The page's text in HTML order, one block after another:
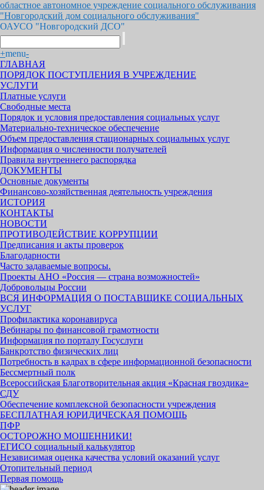
областное автономное учреждение социального обслуживания
"Новгородский дом социального обслуживания"
ОАУСО "Новгородский ДСО"
+menu-
ГЛАВНАЯ
ПОРЯДОК ПОСТУПЛЕНИЯ В УЧРЕЖДЕНИЕ
УСЛУГИ
Платные услуги
Свободные места
Порядок и условия предоставления социальных услуг
Материально-техническое обеспечение
Объем предоставления стационарных социальных услуг
Информация о численности получателей
Правила внутреннего распорядка
ДОКУМЕНТЫ
Основные документы
Финансово-хозяйственная деятельность учреждения
ИСТОРИЯ
КОНТАКТЫ
НОВОСТИ
ПРОТИВОДЕЙСТВИЕ КОРРУПЦИИ
Предписания и акты проверок
Благодарности
Часто задаваемые вопросы.
Проекты АНО «Россия — страна возможностей»
Добровольцы России
ВСЯ ИНФОРМАЦИЯ О ПОСТАВЩИКЕ СОЦИАЛЬНЫХ
УСЛУГ
Профилактика коронавируса
Вебинары по финансовой грамотности
Информация по порталу Госуслуги
Банкротство физических лиц
Потребность в кадрах в сфере информационной безопасности
Бессмертный полк
Всероссийская Благотворительная акция «Красная гвоздика»
СДУ
Обеспечение комплексной безопасности учреждения
БЕСПЛАТНАЯ ЮРИДИЧЕСКАЯ ПОМОЩЬ
ПФР
ОСТОРОЖНО МОШЕННИКИ!
ЕГИСО социальный калькулятор
Независимая оценка качества условий оказаний услуг
Отопительный период
Первая помощь